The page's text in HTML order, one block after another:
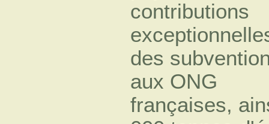
contributions
des
aux ONG
françaises,